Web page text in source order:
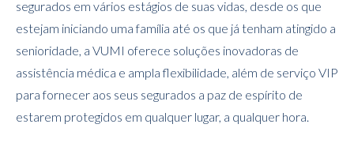
segurados em vários estágios de suas vidas, desde os que
estejam iniciando uma família até os que já tenham atingido a
senioridade, a VUMI oferece soluções inovadoras de
assistência médica e ampla flexibilidade, além de serviço VIP
para fornecer aos seus segurados a paz de espírito de
estarem protegidos em qualquer lugar, a qualquer hora.